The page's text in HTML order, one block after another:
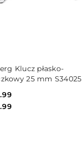
Klucz płasko-
25 mm S34025
DO KOSZYKA